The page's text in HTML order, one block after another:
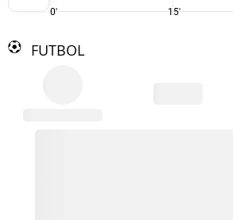
0' 15'
FUTBOL